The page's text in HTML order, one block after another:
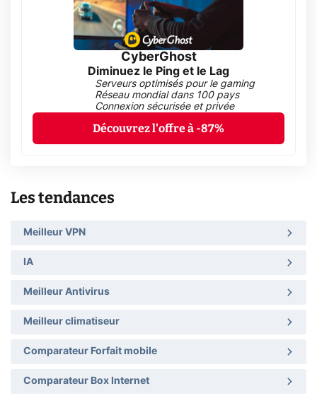
CyberGhost
Diminuez le Ping et le Lag
Serveurs optimisés pour le gaming
Réseau mondial dans 100 pays
Connexion sécurisée et privée
Découvrez l'offre à -87%
Les tendances
Meilleur VPN
IA
Meilleur Antivirus
Meilleur climatiseur
Comparateur Forfait mobile
Comparateur Box Internet